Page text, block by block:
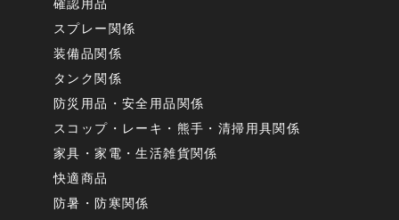
確認用品
スプレー関係
装備品関係
タンク関係
防災用品・安全用品関係
スコップ・レーキ・熊手・清掃用具関係
家具・家電・生活雑貨関係
快適商品
防暑・防寒関係